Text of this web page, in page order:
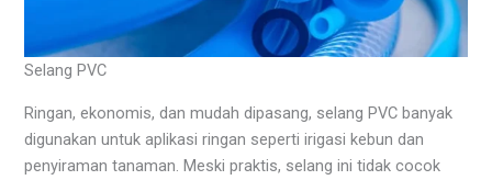
Selang PVC
Ringan, ekonomis, dan mudah dipasang, selang PVC banyak
digunakan untuk aplikasi ringan seperti irigasi kebun dan
penyiraman tanaman. Meski praktis, selang ini tidak cocok